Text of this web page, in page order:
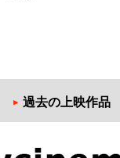
過去の上映作品